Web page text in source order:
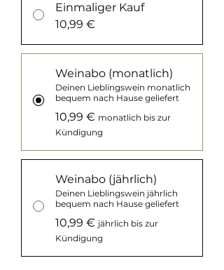
Einmaliger Kauf
10,99 €
Weinabo (monatlich)
Deinen Lieblingswein monatlich
bequem nach Hause geliefert
10,99 € monatlich bis zur
Kündigung
Weinabo (jährlich)
Deinen Lieblingswein jährlich
bequem nach Hause geliefert
10,99 € jährlich bis zur
Kündigung